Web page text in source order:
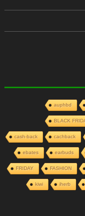
auphbd
BLACK
cachback
cash-back
earbuds
ebates
FASHION
FRIDAY
iherb
kiwi